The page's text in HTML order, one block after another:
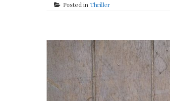
Posted inThriller